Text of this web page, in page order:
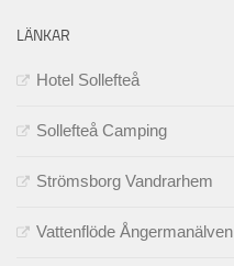
LÄNKAR
Hotel Sollefteå
Sollefteå Camping
Strömsborg Vandrarhem
Vattenflöde Ångermanälven